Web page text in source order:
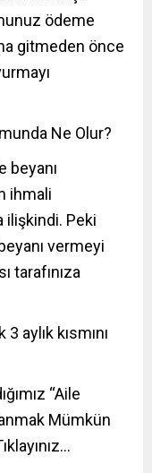
ödeme
gitmeden önce
Ne Olur?
beyanı
ihmali
Peki
vermeyi
tarafınıza
aylık kısmını
“Aile
Mümkün